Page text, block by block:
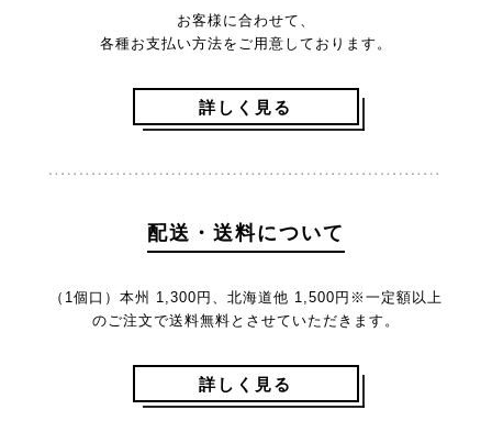
お客様に合わせて、
各種お支払い方法をご用意しております。
詳しく見る
配送・送料について
（1個口）本州 1,300円、北海道他 1,500円 ※一定額以上
のご注文で送料無料とさせていただきます。
詳しく見る